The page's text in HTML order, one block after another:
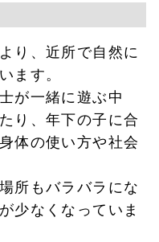
り、近所で自然に
ます。
が一緒に遊ぶ中
り、年下の子に合
体の使い方や社会
所もバラバラにな
少なくなっていま